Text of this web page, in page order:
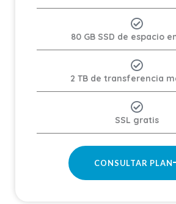
80 GB SSD de espacio
2 TB de transferencia
SSL gratis
CONSULTAR PLAN